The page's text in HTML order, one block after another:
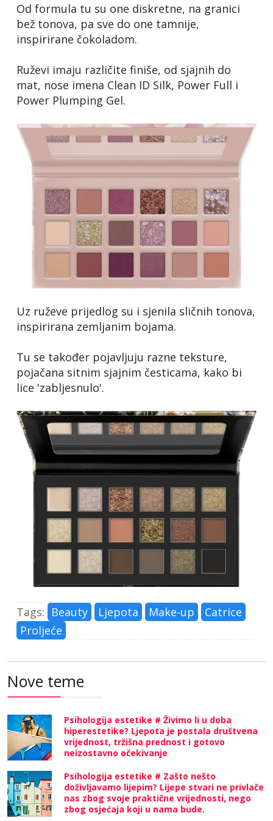
Od formula tu su one diskretne, na granici
bež tonova, pa sve do one tamnije,
inspirirane čokoladom.
Ruževi imaju različite finiše, od sjajnih do
mat, nose imena Clean ID Silk, Power Full i
Power Plumping Gel.
Uz ruževe prijedlog su i sjenila sličnih tonova,
inspirirana zemljanim bojama.
Tu se također pojavljuju razne teksture,
pojačana sitnim sjajnim česticama, kako bi
lice 'zabljesnulo'.
Tags: Beauty Ljepota Make-up
Catrice
Proljeće
Nove teme
Psihologija estetike # Živimo li u doba
hiperestetike? Ljepota je postala društvena
vrijednost, tržišna prednost i gotovo
neizostavno očekivanje
Psihologija estetike # Zašto nešto
doživljavamo lijepim? Lijepe stvari ne privlače
nas zbog svoje praktične vrijednosti, nego
zbog osjećaja koji u nama bude.